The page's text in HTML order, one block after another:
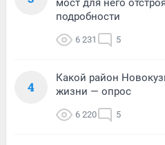
мост для него
подробности
6 231 5
4
Какой район
жизни — опрос
6 220 5